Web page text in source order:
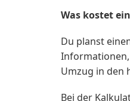
Was kostet
Du planst
Umzug in den
Bei der